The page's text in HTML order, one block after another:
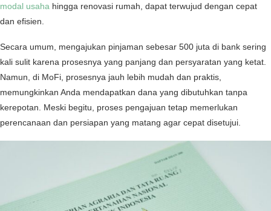
modal usaha hingga renovasi rumah, dapat terwujud dengan cepat
dan efisien.
Secara umum, mengajukan pinjaman sebesar 500 juta di bank sering
kali sulit karena prosesnya yang panjang dan persyaratan yang ketat.
Namun, di MoFi, prosesnya jauh lebih mudah dan praktis,
memungkinkan Anda mendapatkan dana yang dibutuhkan tanpa
kerepotan. Meski begitu, proses pengajuan tetap memerlukan
perencanaan dan persiapan yang matang agar cepat disetujui.